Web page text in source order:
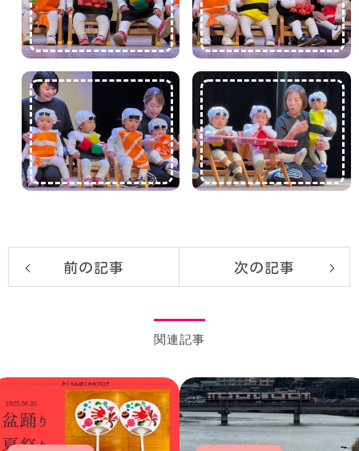
前の記事 次の記事
関連記事